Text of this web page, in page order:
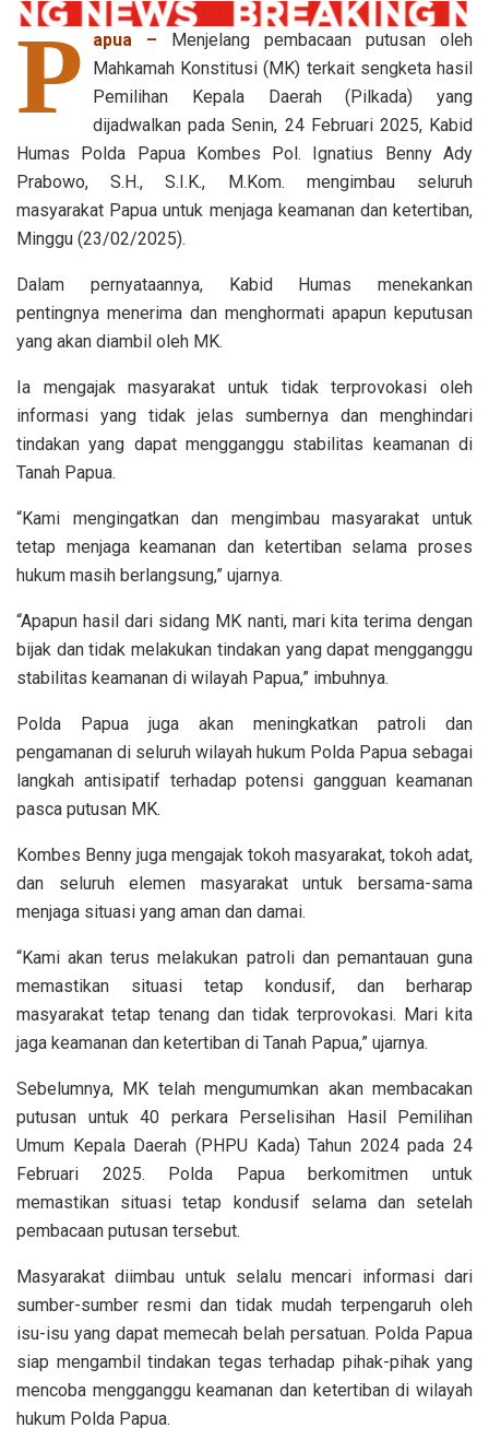
P apua – Menjelang pembacaan putusan oleh
Mahkamah Konstitusi (MK) terkait sengketa hasil
Pemilihan Kepala Daerah (Pilkada) yang
dijadwalkan pada Senin, 24 Februari 2025, Kabid
Humas Polda Papua Kombes Pol. Ignatius Benny Ady
Prabowo, S.H., S.I.K., M.Kom. mengimbau seluruh
masyarakat Papua untuk menjaga keamanan dan ketertiban,
Minggu (23/02/2025).
Dalam pernyataannya, Kabid Humas menekankan
pentingnya menerima dan menghormati apapun keputusan
yang akan diambil oleh MK.
Ia mengajak masyarakat untuk tidak terprovokasi oleh
informasi yang tidak jelas sumbernya dan menghindari
tindakan yang dapat mengganggu stabilitas keamanan di
Tanah Papua.
“Kami mengingatkan dan mengimbau masyarakat untuk
tetap menjaga keamanan dan ketertiban selama proses
hukum masih berlangsung,” ujarnya.
“Apapun hasil dari sidang MK nanti, mari kita terima dengan
bijak dan tidak melakukan tindakan yang dapat mengganggu
stabilitas keamanan di wilayah Papua,” imbuhnya.
Polda Papua juga akan meningkatkan patroli dan
pengamanan di seluruh wilayah hukum Polda Papua sebagai
langkah antisipatif terhadap potensi gangguan keamanan
pasca putusan MK.
Kombes Benny juga mengajak tokoh masyarakat, tokoh adat,
dan seluruh elemen masyarakat untuk bersama-sama
menjaga situasi yang aman dan damai.
“Kami akan terus melakukan patroli dan pemantauan guna
memastikan situasi tetap kondusif, dan berharap
masyarakat tetap tenang dan tidak terprovokasi. Mari kita
jaga keamanan dan ketertiban di Tanah Papua,” ujarnya.
Sebelumnya, MK telah mengumumkan akan membacakan
putusan untuk 40 perkara Perselisihan Hasil Pemilihan
Umum Kepala Daerah (PHPU Kada) Tahun 2024 pada 24
Februari 2025. Polda Papua berkomitmen untuk
memastikan situasi tetap kondusif selama dan setelah
pembacaan putusan tersebut.
Masyarakat diimbau untuk selalu mencari informasi dari
sumber-sumber resmi dan tidak mudah terpengaruh oleh
isu-isu yang dapat memecah belah persatuan. Polda Papua
siap mengambil tindakan tegas terhadap pihak-pihak yang
mencoba mengganggu keamanan dan ketertiban di wilayah
hukum Polda Papua.